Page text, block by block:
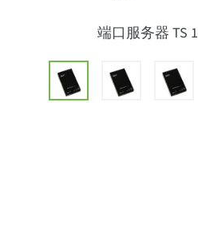
端口服务器 TS 1